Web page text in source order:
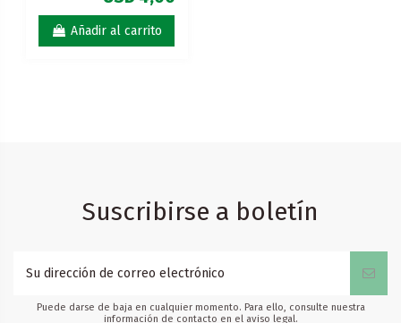
Suscribirse a boletín
Puede darse de baja en cualquier momento. Para ello, consulte nuestra
información de contacto en el aviso legal.